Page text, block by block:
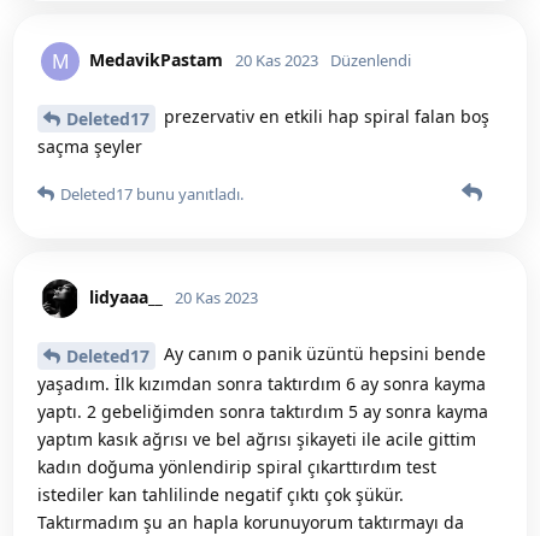
M MedavikPastam 20 Kas 2023 Düzenlendi
Deleted17
prezervativ en etkili hap spiral falan boş
saçma şeyler
Deleted17 bunu yanıtladı.
lidyaaa__ 20 Kas 2023
Deleted17
Ay canım o panik üzüntü hepsini bende
yaşadım. İlk kızımdan sonra taktırdım 6 ay sonra kayma
yaptı. 2 gebeliğimden sonra taktırdım 5 ay sonra kayma
yaptım kasık ağrısı ve bel ağrısı şikayeti ile acile gittim
kadın doğuma yönlendirip spiral çıkarttırdım test
istediler kan tahlilinde negatif çıktı çok şükür.
Taktırmadım şu an hapla korunuyorum taktırmayı da